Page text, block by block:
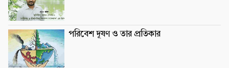
পরিবেশ দূষণ ও তার প্রতিকার